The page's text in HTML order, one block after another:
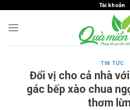
content
Tài khoản
TIN TỨC
Đổi vị cho cả nhà
gác bếp xào chua
thơm